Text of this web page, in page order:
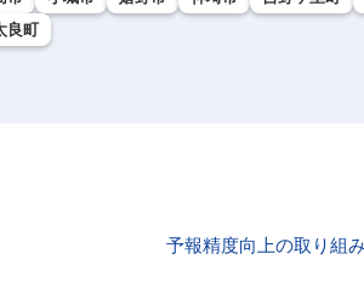
良町
予報精度向上の取り組